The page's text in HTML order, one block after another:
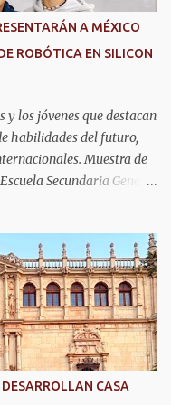
A MÉXICO
ROBÓTICA EN SILICON
y los jóvenes que destacan
habilidades del futuro,
Muestra de
Secundaria General
Su pase lo obtuvieron en
tras destacar por su
diseño de
en cinco equipos,
la que robots diseñados
siguiendo una línea
logro refleja cómo en
CASA